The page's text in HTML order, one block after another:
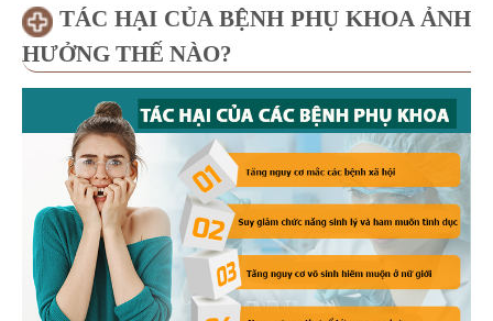
TÁC HẠI CỦA BỆNH PHỤ KHOA ẢNH
HƯỞNG THẾ NÀO?